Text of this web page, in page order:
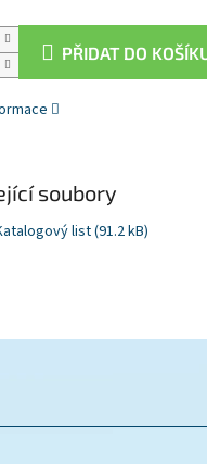
PŘIDAT DO
soubory
list (91.2 kB)